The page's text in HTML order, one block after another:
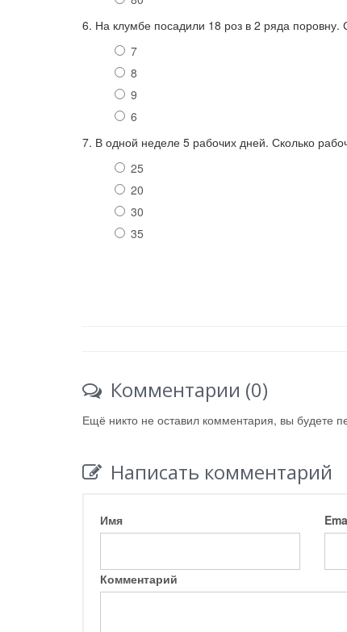
6. На клумбе посадили 18 роз в 2 ряда поровну.
7
8
9
6
7. В одной неделе 5 рабочих дней. Сколько
25
20
30
35
Комментарии (0)
Ещё никто не оставил комментария, вы будете
Написать комментарий
Имя
Комментарий